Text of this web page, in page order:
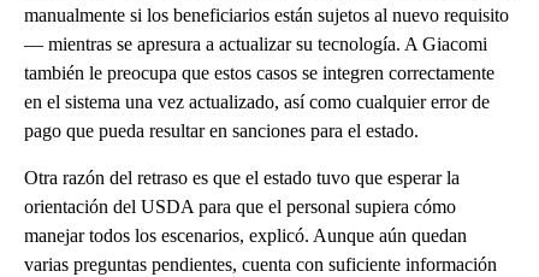
manualmente si los beneficiarios están sujetos al nuevo requisito
— mientras se apresura a actualizar su tecnología. A Giacomi
también le preocupa que estos casos se integren correctamente
en el sistema una vez actualizado, así como cualquier error de
pago que pueda resultar en sanciones para el estado.
Otra razón del retraso es que el estado tuvo que esperar la
orientación del USDA para que el personal supiera cómo
manejar todos los escenarios, explicó. Aunque aún quedan
varias preguntas pendientes, cuenta con suficiente información